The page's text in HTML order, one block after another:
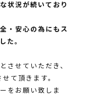
状況が続いており
・安心の為にもス
た。
させていただき、
て頂きます。
をお願い致しま